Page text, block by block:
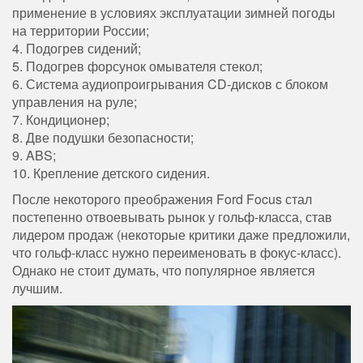
применение в условиях эксплуатации зимней погоды
на территории России;
4. Подогрев сидений;
5. Подогрев форсунок омывателя стекол;
6. Система аудиопроигрывания CD-дисков с блоком
управления на руле;
7. Кондиционер;
8. Две подушки безопасности;
9. ABS;
10. Крепление детского сидения.
После некоторого преображения Ford Focus стал
постепенно отвоевывать рынок у гольф-класса, став
лидером продаж (некоторые критики даже предложили,
что гольф-класс нужно переименовать в фокус-класс).
Однако не стоит думать, что популярное является
лучшим.